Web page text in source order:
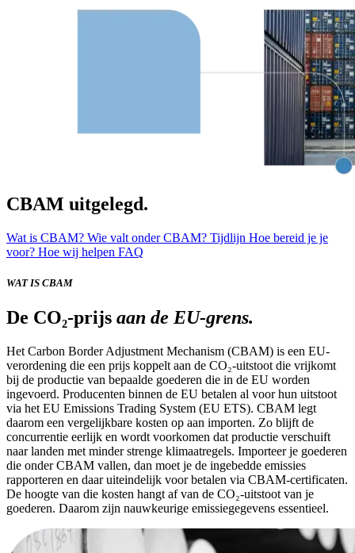
CBAM uitgelegd.
Wat is CBAM? Wie valt onder CBAM? Tijdlijn Hoe bereid je je
voor? Hoe wij helpen FAQ
WAT IS CBAM
De CO₂-prijs aan de EU-grens.
Het Carbon Border Adjustment Mechanism (CBAM) is een EU-
verordening die een prijs koppelt aan de CO₂-uitstoot die vrijkomt
bij de productie van bepaalde goederen die in de EU worden
ingevoerd. Producenten binnen de EU betalen al voor hun uitstoot
via het EU Emissions Trading System (EU ETS). CBAM legt
daarom een vergelijkbare kosten op aan importen. Zo blijft de
concurrentie eerlijk en wordt voorkomen dat productie verschuift
naar landen met minder strenge klimaatregels. Importeer je goederen
die onder CBAM vallen, dan moet je de ingebedde emissies
rapporteren en daar uiteindelijk voor betalen via CBAM-certificaten.
De hoogte van die kosten hangt af van de CO₂-uitstoot van je
goederen. Daarom zijn nauwkeurige emissiegegevens essentieel.